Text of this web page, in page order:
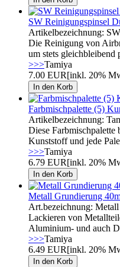
SW Reinigungspinsel
Artikelbezeichnung:
Die Reinigung von
um stets gleichbleibend
>>>Tamiya
7.00 EUR[inkl. 20%
Farbmischpalette (5)
Artikelbezeichnung:
Diese Farbmischpalette
Kunststoff und jede
>>>Tamiya
6.79 EUR[inkl. 20%
Metall Grundierung
Art.bezeichnung:
Lackieren von
Aluminium- und auch
>>>Tamiya
6.49 EUR[inkl. 20%